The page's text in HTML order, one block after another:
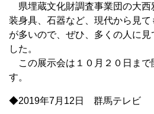
県埋蔵文化財調査事業団の大西
装身具、石器など、現代から見
が多いので、ぜひ、多くの人に見
した。
この展示会は１０月２０日まで
す。
◆2019年7月12日 群馬テレビ